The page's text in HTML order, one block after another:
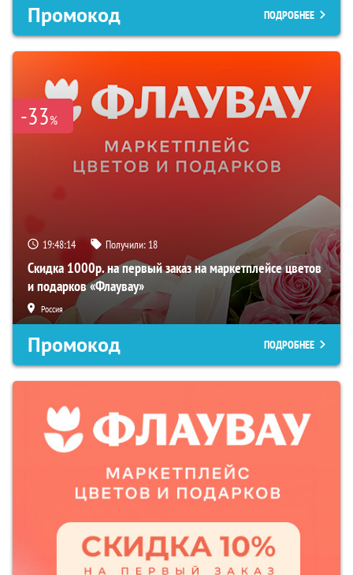
Промокод ПОДРОБНЕЕ
-33%
19:48:13 Получили: 18
Скидка 1000р. на первый заказ на маркетплейсе цветов
и подарков «Флаувау»
Россия
Промокод ПОДРОБНЕЕ